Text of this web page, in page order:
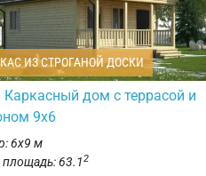
ИЗ СТРОГАНОЙ ДОСКИ
дом с террасой и
9х6
6х9 м
63.12